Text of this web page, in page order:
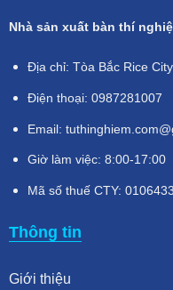
Nhà sản xuất bàn thí
Địa chỉ: Tòa Bắc Rice
Điện thoại: 0987281007
Email:
Giờ làm việc: 8:00-17:00
Mã số thuế CTY:
Thông tin
Giới thiệu